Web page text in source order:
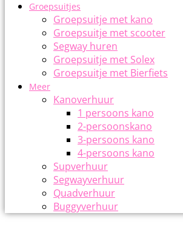
Groepsuitjes
Groepsuitje met kano
Groepsuitje met scooter
Segway huren
Groepsuitje met Solex
Groepsuitje met Bierfiets
Meer
Kanoverhuur
1 persoons kano
2-persoonskano
3-persoons kano
4-persoons kano
Supverhuur
Segwayverhuur
Quadverhuur
Buggyverhuur